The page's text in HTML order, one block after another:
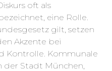
oft als
eine Rolle.
gilt, setzen
Akzente bei
Kontrolle. Kommunale
der Stadt München,